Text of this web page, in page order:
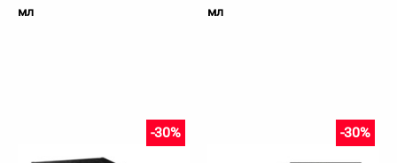
мл
мл
-30% -30%